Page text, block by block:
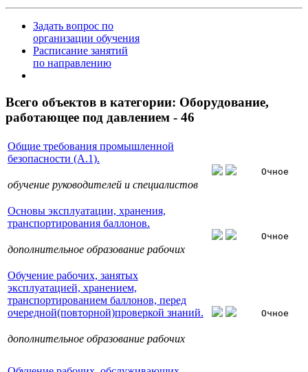
Задать вопрос по
организации обучения
Расписание занятий
по направлению
Всего объектов в категории: Оборудование,
работающее под давлением - 46
Общие требования промышленной
безопасности (А.1).
обучение руководителей и специалистов
Очное
Основы эксплуатации, хранения,
транспортирования баллонов.
дополнительное образование рабочих
Очное
Обучение рабочих, занятых
эксплуатацией, хранением,
транспортированием баллонов, перед
очередной(повторной)проверкой знаний.
дополнительное образование рабочих
Очное